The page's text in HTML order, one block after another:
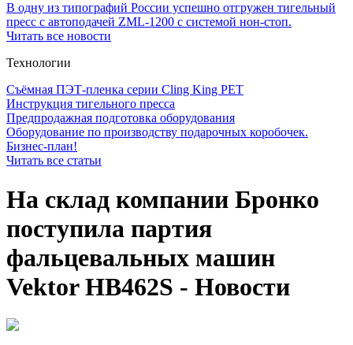
В одну из типографий России успешно отгружен тигельный
пресс с автоподачей ZML-1200 с системой нон-стоп.
Читать все новости
Технологии
Съёмная ПЭТ-пленка серии Cling King PET
Инструкция тигельного пресса
Предпродажная подготовка оборудования
Оборудование по производству подарочных коробочек.
Бизнес-план!
Читать все статьи
На склад компании Бронко
поступила партия
фальцевальных машин
Vektor HB462S - Новости